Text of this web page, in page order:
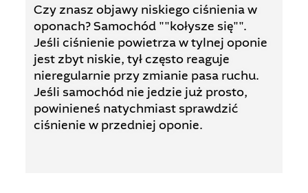
Czy znasz objawy niskiego ciśnienia w
oponach? Samochód ""kołysze się"".
Jeśli ciśnienie powietrza w tylnej oponie
jest zbyt niskie, tył często reaguje
nieregularnie przy zmianie pasa ruchu.
Jeśli samochód nie jedzie już prosto,
powinieneś natychmiast sprawdzić
ciśnienie w przedniej oponie.